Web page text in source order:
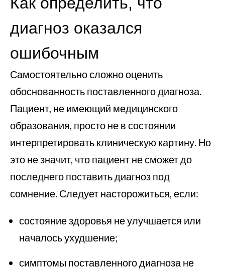
диагноз оказался
ошибочным
Самостоятельно сложно оценить
обоснованность поставленного диагноза.
Пациент, не имеющий медицинского
образования, просто не в состоянии
интерпретировать клиническую картину. Но
это не значит, что пациент не сможет до
последнего поставить диагноз под
сомнение. Следует насторожиться, если:
состояние здоровья не улучшается или
началось ухудшение;
симптомы поставленного диагноза не